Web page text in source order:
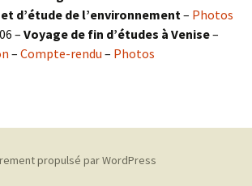
d’étude de l’environnement – Photos
– Voyage de fin d’études à Venise–
– Compte-rendu – Photos
propulsé par WordPress